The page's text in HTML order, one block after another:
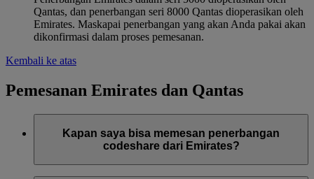
Qantas, dan penerbangan seri 8000 Qantas dioperasikan oleh
Emirates. Maskapai penerbangan yang akan Anda pakai akan
dikonfirmasi dalam proses pemesanan.
Kembali ke atas
Pemesanan Emirates dan Qantas
Kapan saya bisa memesan penerbangan
codeshare dari Emirates?